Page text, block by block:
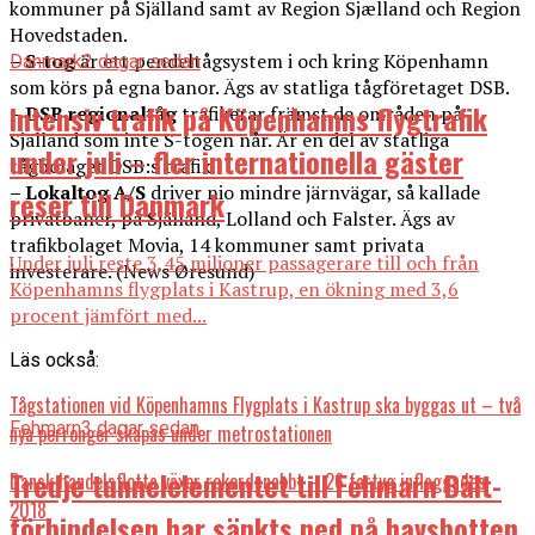
kommuner på Själland samt av Region Sjælland och Region
Hovedstaden.
– S-togär ett pendeltågsystem i och kring Köpenhamn
som körs på egna banor. Ägs av statliga tågföretaget DSB.
– DSB regionaltågtrafikerar främst de områden på
Själland som inte S-togen når. Är en del av statliga
tågbolaget DSB:s trafik.
– Lokaltog A/S driver nio mindre järnvägar, så kallade
privatbaner, på Själland, Lolland och Falster. Ägs av
trafikbolaget Movia, 14 kommuner samt privata
investerare. (News Øresund)
Läs också:
Tågstationen vid Köpenhamns Flygplats i Kastrup ska byggas ut – två
nya perronger skapas under metrostationen
Dansk handelsflotta växer rekordsnabbt – 26 fartyg inflaggades
2018
Danmark2 dagar sedan
Intensiv trafik på Köpenhamns flygtrafik
under juli – fler internationella gäster
reser till Danmark
Under juli reste 3,45 miljoner passagerare till och från
Köpenhamns flygplats i Kastrup, en ökning med 3,6
procent jämfört med...
Fehmarn3 dagar sedan
Tredje tunnelelementet till Fehmarn Bält-